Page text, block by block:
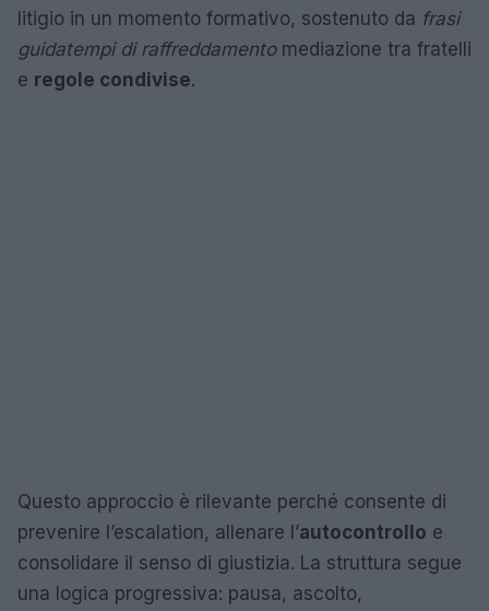
litigio in un momento formativo, sostenuto da frasi
guidatempi di raffreddamentomediazione tra fratelli
e regole condivise.
Questo approccio è rilevante perché consente di
prevenire l’escalation, allenare l’autocontrollo e
consolidare il senso di giustizia. La struttura segue
una logica progressiva: pausa, ascolto,